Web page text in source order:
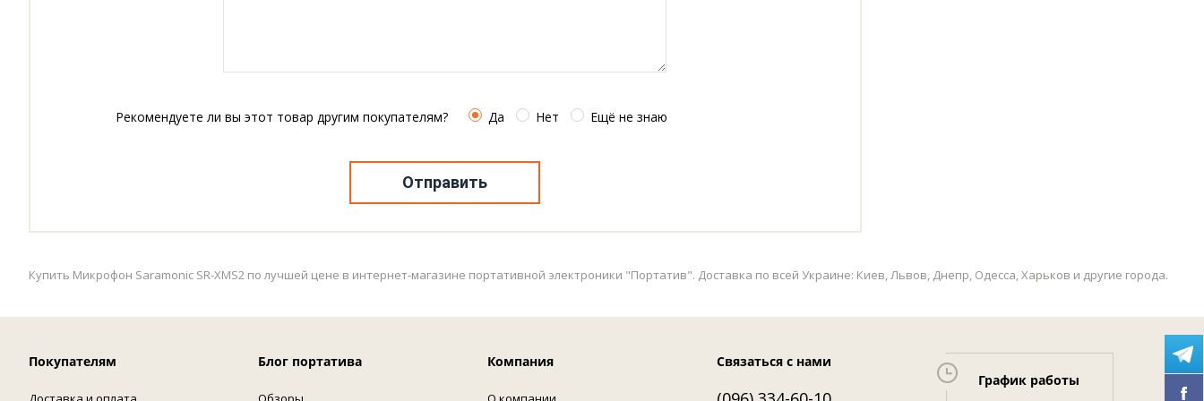
Рекомендуете ли вы этот товар другим покупателям? Да Нет Ещё не знаю
Отправить
Купить Микрофон Saramonic SR-XMS2 по лучшей цене в интернет-магазине портативной электроники "Портатив". Доставка по всей Украине: Киев, Львов, Днепр, Одесса, Харьков и другие города.
Покупателям Блог портатива Компания Связаться с нами
График работы